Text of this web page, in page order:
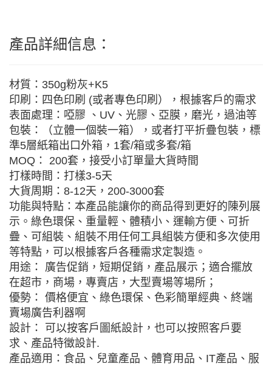
產品詳細信息：
材質：350g粉灰+K5
印刷：四色印刷 (或者專色印刷），根據客戶的需求
表面處理：啞膠 、UV、光膠、亞膜，磨光，過油等
包裝：（立體一個裝一箱），或者打平折疊包裝，標
準5層紙箱出口外箱，1套/箱或多套/箱
MOQ： 200套，接受小訂單量大貨時間
打樣時間：打樣3-5天
大貨周期：8-12天，200-3000套
功能與特點：本產品能讓你的商品得到更好的陳列展
示。綠色環保、重量輕、體積小、運輸方便、可折
疊、可組裝、組裝不用任何工具組裝方便和多次使用
等特點，可以根據客戶各種需求定製造。
用途： 廣告促銷，短期促銷，產品展示；適合擺放
在超市，商場，專賣店，大型賣場等場所；
優勢： 價格便宜、綠色環保、色彩簡單經典、終端
賣場廣告利器啊
設計： 可以按客戶圖紙設計，也可以按照客戶要
求、產品特徵設計.
產品適用：食品、兒童產品、體育用品、IT產品、服